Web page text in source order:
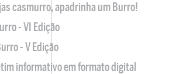
casmurro, apadrinha um Burro!
- VI Edição
- V Edição
informativo em formato digital